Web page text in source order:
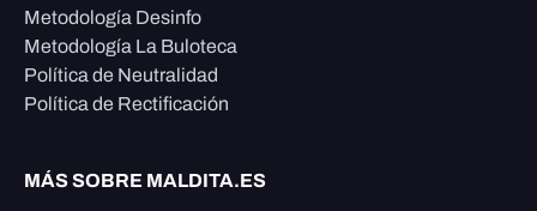
Metodología Desinfo
Metodología La Buloteca
Política de Neutralidad
Política de Rectificación
MÁS SOBRE MALDITA.ES